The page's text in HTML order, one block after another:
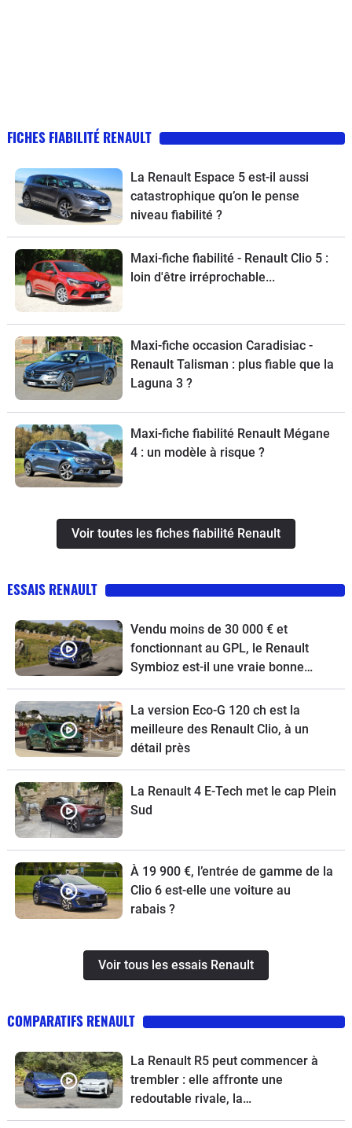
FICHES FIABILITÉ RENAULT
La Renault Espace 5 est-il aussi
catastrophique qu’on le pense
niveau fiabilité ?
Maxi-fiche fiabilité - Renault Clio 5 :
loin d'être irréprochable...
Maxi-fiche occasion Caradisiac -
Renault Talisman : plus fiable que la
Laguna 3 ?
Maxi-fiche fiabilité Renault Mégane
4 : un modèle à risque ?
Voir toutes les fiches fiabilité Renault
ESSAIS RENAULT
Vendu moins de 30 000 € et
fonctionnant au GPL, le Renault
Symbioz est-il une vraie bonne
affaire !
La version Eco-G 120 ch est la
meilleure des Renault Clio, à un
détail près
La Renault 4 E-Tech met le cap Plein
Sud
À 19 900 €, l’entrée de gamme de la
Clio 6 est-elle une voiture au
rabais ?
Voir tous les essais Renault
COMPARATIFS RENAULT
La Renault R5 peut commencer à
trembler : elle affronte une
redoutable rivale, la
Volkswagen ID.Polo